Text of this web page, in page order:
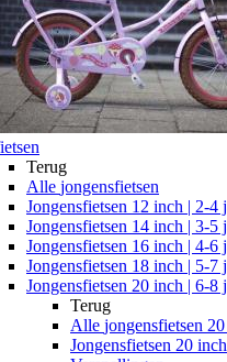
Terug
Alle jongensfietsen
Jongensfietsen 12 inch | 2-4
Jongensfietsen 14 inch | 3-5
Jongensfietsen 16 inch | 4-6
Jongensfietsen 18 inch | 5-7
Jongensfietsen 20 inch | 6-8
Terug
Alle jongensfietsen
Jongensfietsen 20